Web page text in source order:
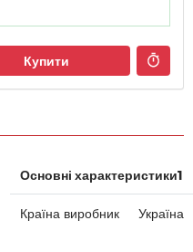
Купити
Основні характеристики1
Країна виробник Україна